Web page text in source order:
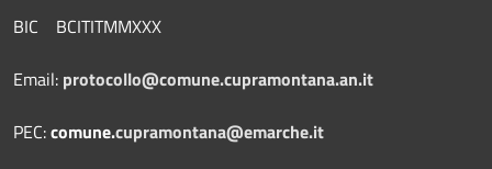
BIC BCITITMMXXX
Email: protocollo@comune.cupramontana.an.it
PEC:comune.cupramontana@emarche.it